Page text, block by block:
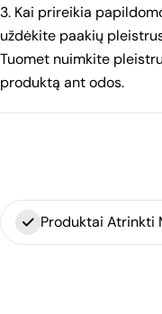
3. Kai prireikia
uždėkite paakių
Tuomet nuimkite
produktą ant odos.
Produktai Atrinkti